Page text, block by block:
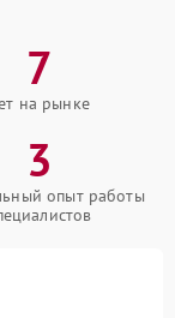
7
на рынке
3
опыт работы